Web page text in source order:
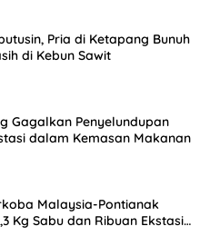
Pria di Ketapang Bunuh
di Kebun Sawit
Gagalkan Penyelundupan
dalam Kemasan Makanan
Malaysia-Pontianak
Kg Sabu dan Ribuan Ekstasi